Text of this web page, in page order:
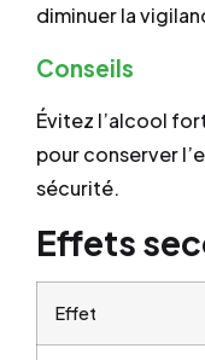
diminuer la
Conseils
Évitez l’alcool
pour conserver
sécurité.
Effets
Effet